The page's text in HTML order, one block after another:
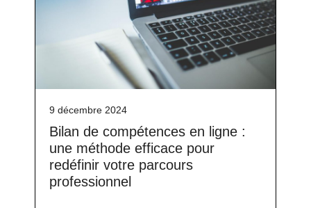
9 décembre 2024
Bilan de compétences en ligne :
une méthode efficace pour
redéfinir votre parcours
professionnel